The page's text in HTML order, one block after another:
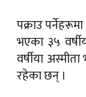
पक्राउ
भएका ३५
वर्षीया
रहेका छन् ।